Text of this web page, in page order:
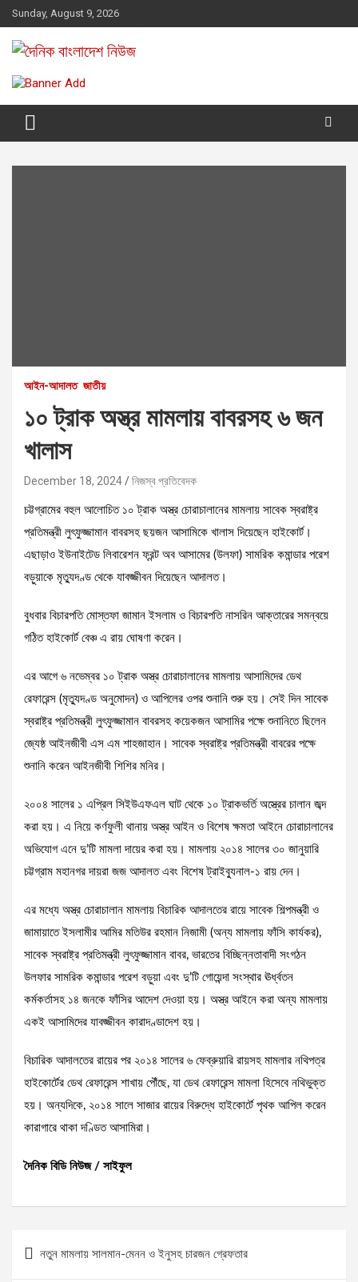
Skip
to
content
Sunday, August 9, 2026
দৈনিক বাংলাদেশ নিউজ
আইন-আদালত জাতীয়
১০ ট্রাক অস্ত্র মামলায় বাবরসহ ৬ জন
খালাস
December 18, 2024 নিজস্ব প্রতিবেদক
চট্টগ্রামের বহুল আলোচিত ১০ ট্রাক অস্ত্র চোরাচালানের মামলায় সাবেক স্বরাষ্ট্র
প্রতিমন্ত্রী লুৎফুজ্জামান বাবরসহ ছয়জন আসামিকে খালাস দিয়েছেন হাইকোর্ট।
এছাড়াও ইউনাইটেড লিবারেশন ফ্রন্ট অব আসামের (উলফা) সামরিক কমান্ডার পরেশ
বড়ুয়াকে মৃত্যুদণ্ড থেকে যাবজ্জীবন দিয়েছেন আদালত।
বুধবার বিচারপতি মোস্তফা জামান ইসলাম ও বিচারপতি নাসরিন আক্তারের সমন্বয়ে
গঠিত হাইকোর্ট বেঞ্চ এ রায় ঘোষণা করেন।
এর আগে ৬ নভেম্বর ১০ ট্রাক অস্ত্র চোরাচালানের মামলায় আসামিদের ডেথ
রেফারেন্স (মৃত্যুদণ্ড অনুমোদন) ও আপিলের ওপর শুনানি শুরু হয়। সেই দিন সাবেক
স্বরাষ্ট্র প্রতিমন্ত্রী লুৎফুজ্জামান বাবরসহ কয়েকজন আসামির পক্ষে শুনানিতে ছিলেন
জ্যেষ্ঠ আইনজীবী এস এম শাহজাহান। সাবেক স্বরাষ্ট্র প্রতিমন্ত্রী বাবরের পক্ষে
শুনানি করেন আইনজীবী শিশির মনির।
২০০৪ সালের ১ এপ্রিল সিইউএফএল ঘাট থেকে ১০ ট্রাকভর্তি অস্ত্রের চালান জব্দ
করা হয়। এ নিয়ে কর্ণফুলী থানায় অস্ত্র আইন ও বিশেষ ক্ষমতা আইনে চোরাচালানের
অভিযোগ এনে দু’টি মামলা দায়ের করা হয়। মামলায় ২০১৪ সালের ৩০ জানুয়ারি
চট্টগ্রাম মহানগর দায়রা জজ আদালত এবং বিশেষ ট্রাইব্যুনাল-১ রায় দেন।
এর মধ্যে অস্ত্র চোরাচালান মামলায় বিচারিক আদালতের রায়ে সাবেক শিল্পমন্ত্রী ও
জামায়াতে ইসলামীর আমির মতিউর রহমান নিজামী (অন্য মামলায় ফাঁসি কার্যকর),
সাবেক স্বরাষ্ট্র প্রতিমন্ত্রী লুৎফুজ্জামান বাবর, ভারতের বিচ্ছিন্নতাবাদী সংগঠন
উলফার সামরিক কমান্ডার পরেশ বড়ুয়া এবং দু’টি গোয়েন্দা সংস্থার ঊর্ধ্বতন
কর্মকর্তাসহ ১৪ জনকে ফাঁসির আদেশ দেওয়া হয়। অস্ত্র আইনে করা অন্য মামলায়
একই আসামিদের যাবজ্জীবন কারাদণ্ডাদেশ হয়।
বিচারিক আদালতের রায়ের পর ২০১৪ সালের ৬ ফেব্রুয়ারি রায়সহ মামলার নথিপত্র
হাইকোর্টের ডেথ রেফারেন্স শাখায় পৌঁছে, যা ডেথ রেফারেন্স মামলা হিসেবে নথিভুক্ত
হয়। অন্যদিকে, ২০১৪ সালে সাজার রায়ের বিরুদ্ধে হাইকোর্টে পৃথক আপিল করেন
কারাগারে থাকা দণ্ডিত আসামিরা।
দৈনিক বিডি নিউজ / সাইফুল
Post
navigation
নতুন মামলায় সালমান-মেনন ও ইনুসহ চারজন গ্রেফতার